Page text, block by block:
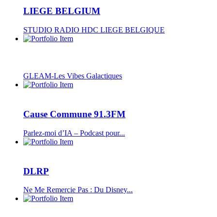
LIEGE BELGIUM
STUDIO RADIO HDC LIEGE BELGIQUE
GLEAM-Les Vibes Galactiques
Cause Commune 91.3FM
Parlez-moi d’IA – Podcast pour...
DLRP
Ne Me Remercie Pas : Du Disney...